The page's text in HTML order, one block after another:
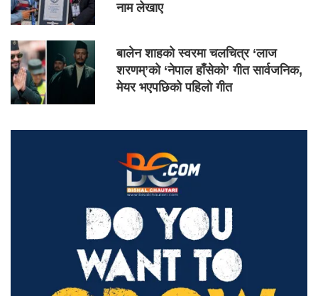
नाम लेखाए
बालेन शाहको स्वरमा चलचित्र ‘लाज
शरणम्’को ‘नेपाल हाँसेको’ गीत सार्वजनिक,
मेयर भएपछिको पहिलो गीत